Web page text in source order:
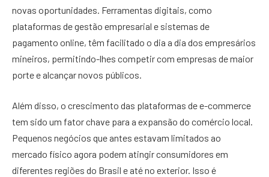
novas oportunidades. Ferramentas digitais, como
plataformas de gestão empresarial e sistemas de
pagamento online, têm facilitado o dia a dia dos empresários
mineiros, permitindo-lhes competir com empresas de maior
porte e alcançar novos públicos.
Além disso, o crescimento das plataformas de e-commerce
tem sido um fator chave para a expansão do comércio local.
Pequenos negócios que antes estavam limitados ao
mercado físico agora podem atingir consumidores em
diferentes regiões do Brasil e até no exterior. Isso é